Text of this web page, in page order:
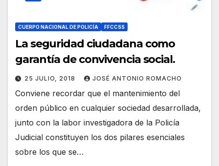
CUERPO NACIONAL DE POLICÍA FFCCSS
La seguridad ciudadana como
garantía de convivencia social.
25 JULIO, 2018 JOSÉ ANTONIO ROMACHO
Conviene recordar que el mantenimiento del
orden público en cualquier sociedad desarrollada,
junto con la labor investigadora de la Policía
Judicial constituyen los dos pilares esenciales
sobre los que se…